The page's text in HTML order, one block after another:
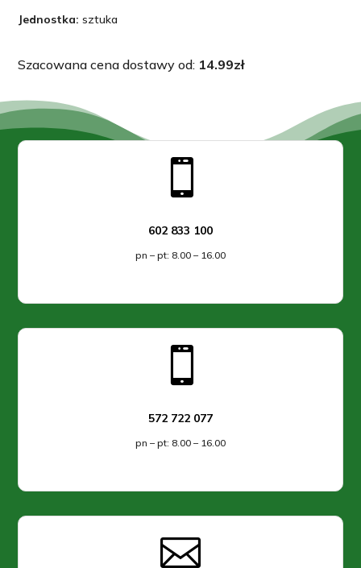
Jednostka: sztuka
Szacowana cena dostawy od: 14.99zł

602 833 100
pn – pt: 8.00 – 16.00

572 722 077
pn – pt: 8.00 – 16.00
